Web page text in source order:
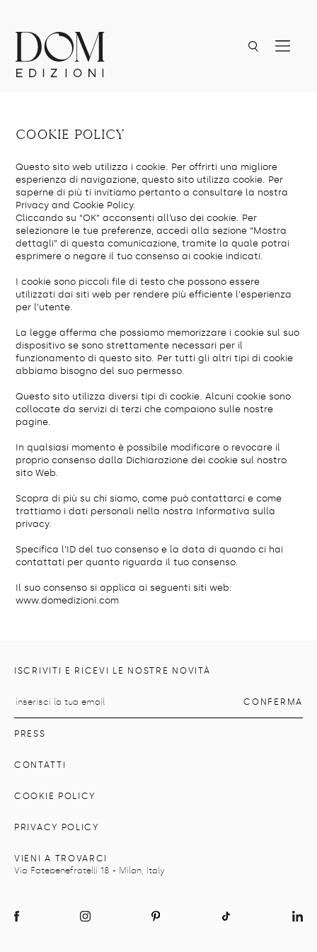
Cookie policy
Questo sito web utilizza i cookie. Per offrirti una migliore
esperienza di navigazione, questo sito utilizza cookie. Per
saperne di più ti invitiamo pertanto a consultare la nostra
Privacy and Cookie Policy.
Cliccando su “OK” acconsenti all’uso dei cookie. Per
selezionare le tue preferenze, accedi alla sezione “Mostra
dettagli” di questa comunicazione, tramite la quale potrai
esprimere o negare il tuo consenso ai cookie indicati.
I cookie sono piccoli file di testo che possono essere
utilizzati dai siti web per rendere più efficiente l'esperienza
per l'utente.
La legge afferma che possiamo memorizzare i cookie sul suo
dispositivo se sono strettamente necessari per il
funzionamento di questo sito. Per tutti gli altri tipi di cookie
abbiamo bisogno del suo permesso.
Questo sito utilizza diversi tipi di cookie. Alcuni cookie sono
collocate da servizi di terzi che compaiono sulle nostre
pagine.
In qualsiasi momento è possibile modificare o revocare il
proprio consenso dalla Dichiarazione dei cookie sul nostro
sito Web.
Scopra di più su chi siamo, come può contattarci e come
trattiamo i dati personali nella nostra Informativa sulla
privacy.
Specifica l’ID del tuo consenso e la data di quando ci hai
contattati per quanto riguarda il tuo consenso.
Il suo consenso si applica ai seguenti siti web:
www.domedizioni.com
ISCRIVITI E RICEVI LE NOSTRE NOVITÀ
PRESS
CONTATTI
COOKIE POLICY
PRIVACY POLICY
VIENI A TROVARCI
Via Fatebenefratelli 18 - Milan, Italy